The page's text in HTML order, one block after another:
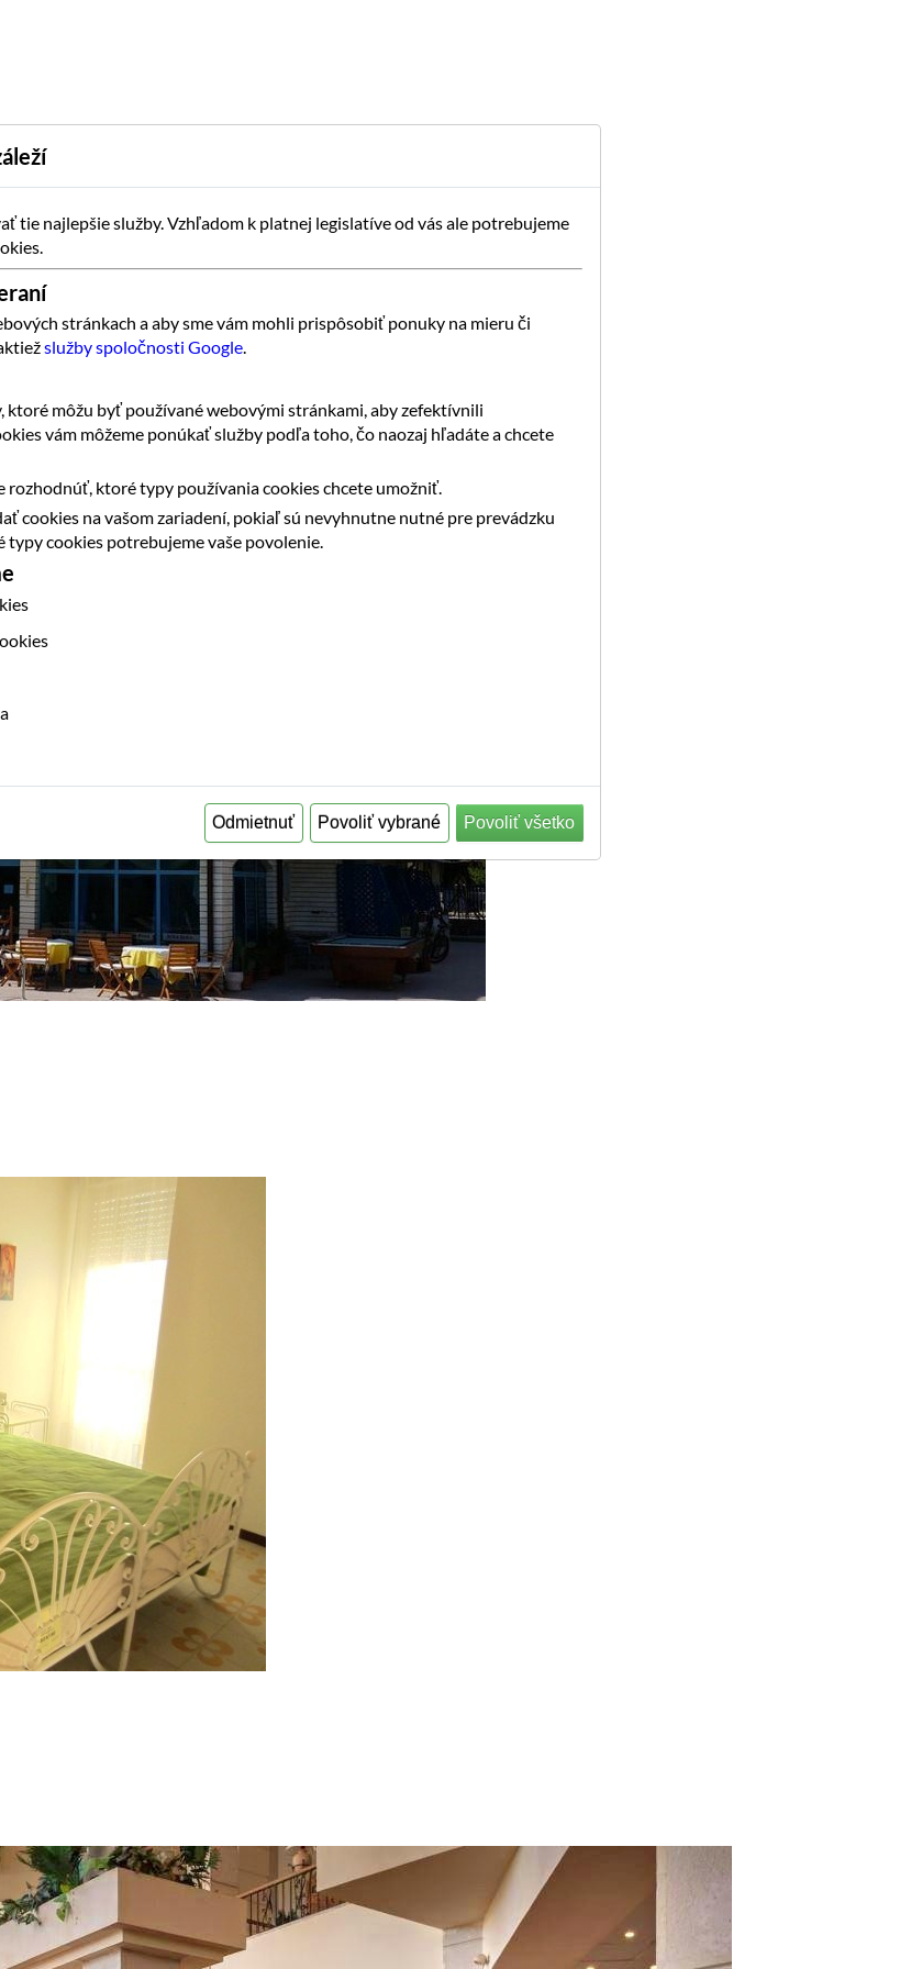
tie najlepšie služby. Vzhľadom k platnej legislatíve od vás ale potrebujeme
stránkach a aby sme vám mohli prispôsobiť ponuky na mieru či
služby spoločnosti Google.
ktoré môžu byť používané webovými stránkami, aby zefektívnili
vám môžeme ponúkať služby podľa toho, čo naozaj hľadáte a chcete
rozhodnúť, ktoré typy používania cookies chcete umožniť.
cookies na vašom zariadení, pokiaľ sú nevyhnutne nutné pre prevádzku
cookies potrebujeme vaše povolenie.
Povoliť všetko
Povoliť vybrané
Odmietnuť